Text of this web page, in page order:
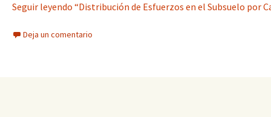
Seguir leyendo “Distribución de Esfuerzos en el Subsuelo por
Deja un comentario